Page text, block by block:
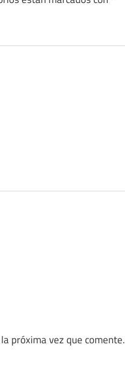
próxima vez que comente.